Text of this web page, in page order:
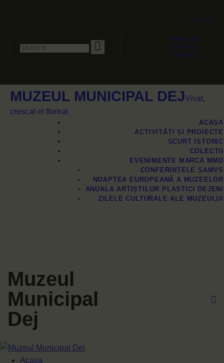
ENGLISH
ENGLISH
DEUTSCH
ESPAÑOL
MUZEUL MUNICIPAL DEJVivat,
crescat et floreat
ACASA
ACTIVITĂȚI ȘI PROIECTE
SCURT ISTORIC
COLECTII
EVENIMENTE MARCA MMD
CONFERINȚELE SAMVS
NOAPTEA EUROPEANĂ A MUZEELOR
ANUALA ARTIȘTILOR PLASTICI DEJENI
ZILELE CULTURALE ALE MUZEULUI
Muzeul
Municipal
Dej
Acasa